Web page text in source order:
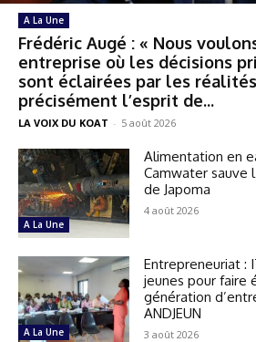
A La Une
Frédéric Augé : « Nous
entreprise où les décisions
sont éclairées par les réalités
précisément l’esprit de...
LA VOIX DU KOAT - 5 août 2026
A La Une
Alimentation en
Camwater sauve
de Japoma
4 août 2026
A La Une
Entrepreneuriat :
jeunes pour faire
génération
ANDJEUN
3 août 2026